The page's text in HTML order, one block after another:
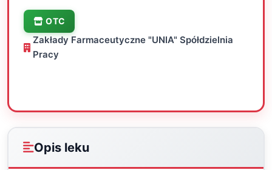
OTC
Zakłady Farmaceutyczne "UNIA" Spółdzielnia
Pracy
Opis leku